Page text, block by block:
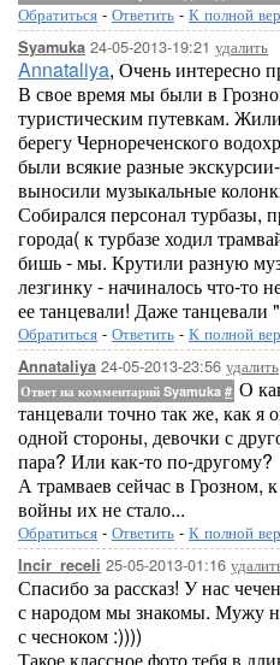
Обратиться - Ответить - К полной
Syamuka 24-05-2013-19:21 удалить
Annataliya, Очень интересно
В свое время мы были в
туристическим путевкам.
берегу Чернореченского
были всякие разные
выносили музыкальные
Собирался персонал турбазы,
города( к турбазе ходил
бишь - мы. Крутили разную
лезгинку - начиналось что-то
ее танцевали! Даже танцевали
Обратиться - Ответить - К полной
Annataliya 24-05-2013-23:56 удалить
Ответ на комментарий Syamuka # О
танцевали точно так же, как я
одной стороны, девочки с
пара? Или как-то по-другому?
А трамваев сейчас в Грозном,
войны их не стало...
Обратиться - Ответить - К полной
Incir_receli 25-05-2013-01:16
Спасибо за рассказ! У нас
с народом мы знакомы. Мужу
с чесноком :))))